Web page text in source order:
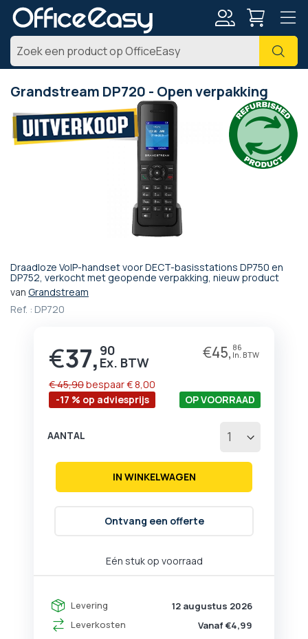
Zoek
Grandstream DP720 - Open verpakking
Draadloze VoIP-handset voor DECT-basisstations DP750 en
DP752, verkocht met geopende verpakking, nieuw product
van Grandstream
Ref. : DP720
Prijs
€37, 90 €45, 86
-17 % op adviesprijs
€ 45,90bespaar€ 8,00
Eén stuk op voorraad
OP VOORRAAD
Levering
12 augustus 2026
Leverkosten
Vanaf €4,99
AANTAL
IN WINKELWAGEN
Ontvang een offerte
naar
het
einde
Ga
naar
begin
afbeeldingen-